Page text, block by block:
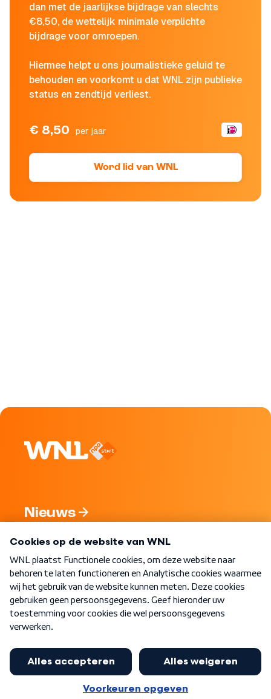
dan met de jaarlijkse bijdrage van slechts
€8,50, de wettelijk minimale verplichte
bijdrage voor omroepen.
Hiermee helpt u ons journalistieke geluid te
behouden en voorkomt u dat WNL zijn publieke
status en zendtijd verliest.
€ 8,50 per jaar
Word lid van WNL
Nieuws
Nieuwsbrief
Word Lid